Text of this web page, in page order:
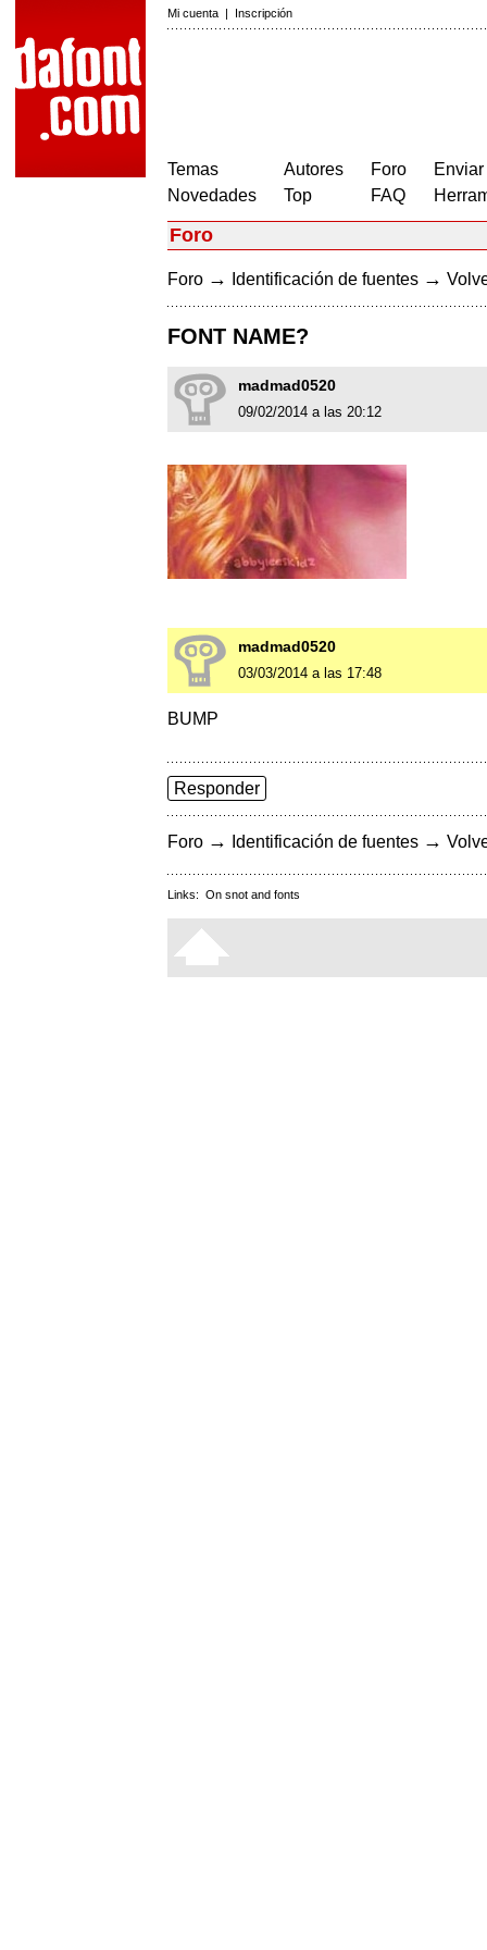
Mi cuenta | Inscripción
Temas
Novedades
Autores
Top
Foro
FAQ
Foro
Foro → Identificación de fuentes →
FONT NAME?
madmad0520
09/02/2014 a las 20:12
madmad0520
03/03/2014 a las 17:48
BUMP
Responder
Foro → Identificación de fuentes →
Links: On snot and fonts